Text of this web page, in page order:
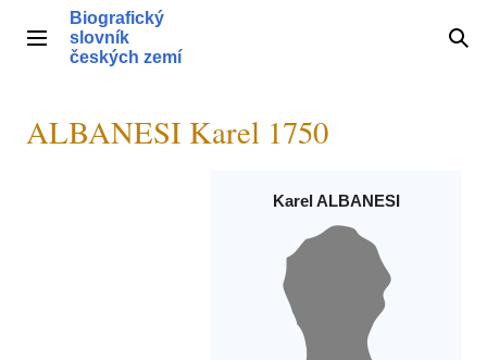
obsahHlavní menu
Biografický
slovník
českých zemí
ALBANESI Karel 1750
Karel ALBANESI